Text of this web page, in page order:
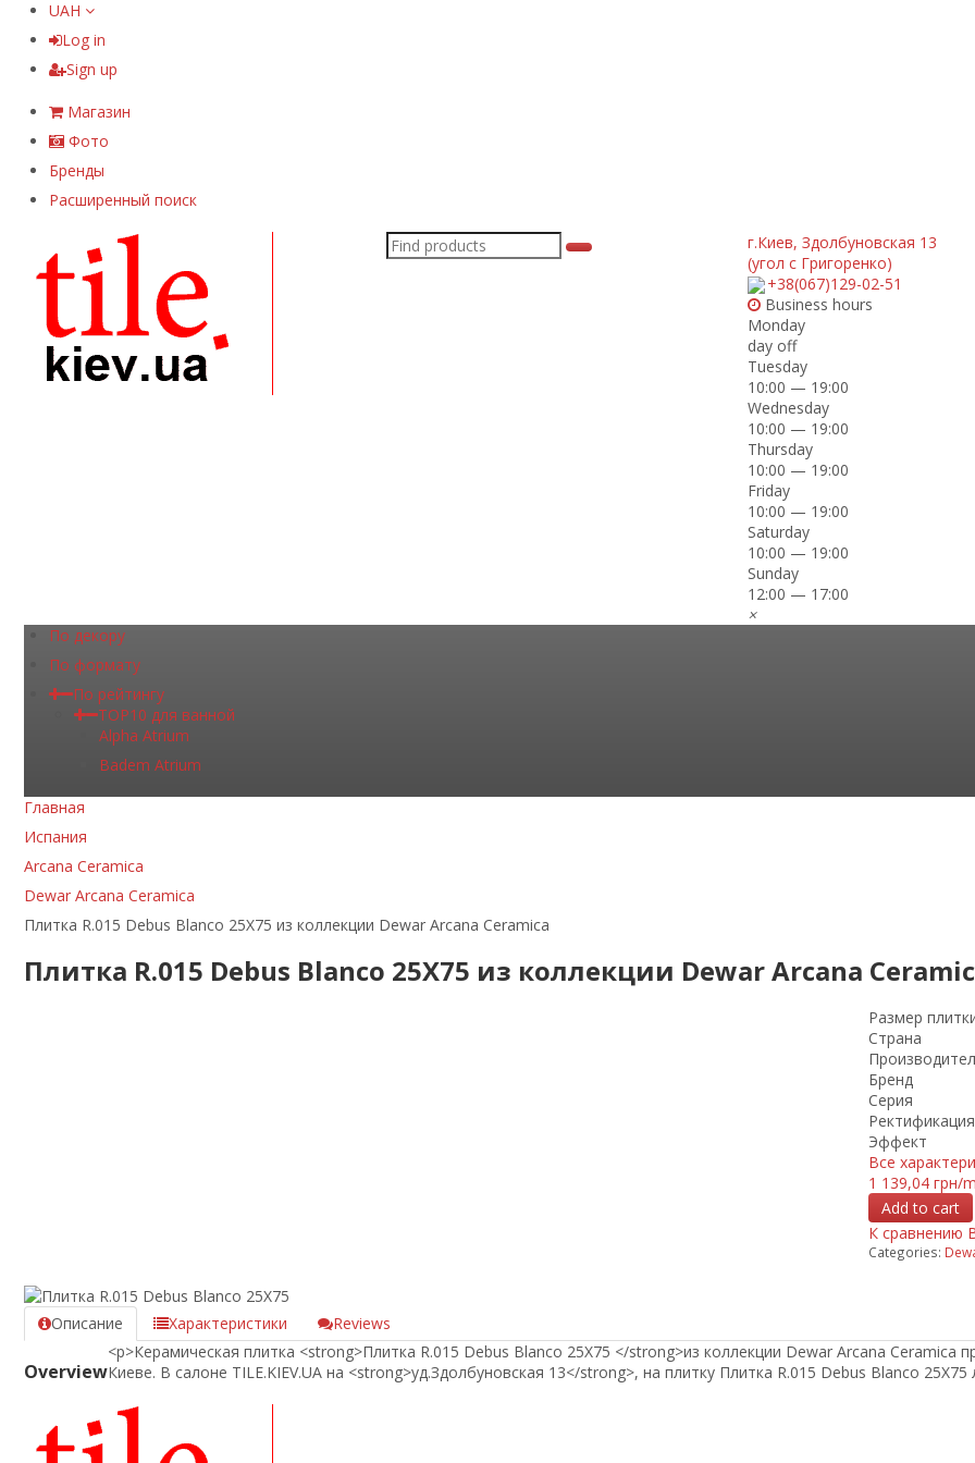
UAH
Log in
Sign up
Магазин
Фото
Бренды
Расширенный поиск
г.Киев, Здолбуновская 13
(угол с Григоренко)
+38(067)129-02-51
Business hours
Monday
day off
Tuesday
10:00 — 19:00
Wednesday
10:00 — 19:00
Thursday
10:00 — 19:00
Friday
10:00 — 19:00
Saturday
10:00 — 19:00
Sunday
12:00 — 17:00
×
По декору
По формату
По рейтингу
TOP10 для ванной
Alpha Atrium
Badem Atrium
Главная
Испания
Arcana Ceramica
Dewar Arcana Ceramica
Плитка R.015 Debus Blanco 25X75 из коллекции Dewar Arcana Ceramica
Плитка R.015 Debus Blanco 25X75 из коллекции Dewar Arcana
Размер
Страна
Бренд
Серия
Эффект
Все
1 139,04 грн/
Add to cart
К сравнению
Categories:
Описание Характеристики Reviews
Overview
<p>Керамическая плитка <strong>Плитка R.015 Debus Blanco 25X75 </strong>из коллекции Dewar Arcana
Киеве. В салоне TILE.KIEV.UA на <strong>уд.Здолбуновская 13</strong>, на плитку Плитка R.015 Debus Blanco